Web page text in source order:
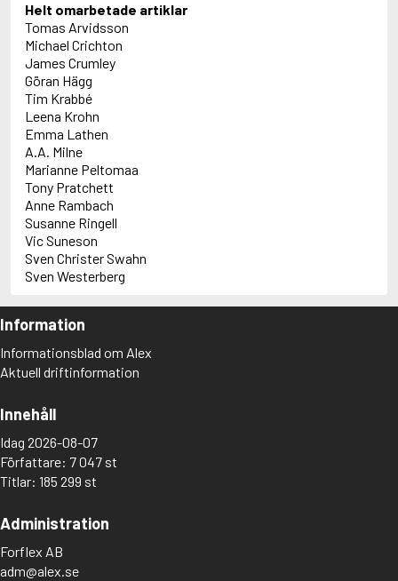
Helt omarbetade artiklar
Tomas Arvidsson
Michael Crichton
James Crumley
Göran Hägg
Tim Krabbé
Leena Krohn
Emma Lathen
A.A. Milne
Marianne Peltomaa
Tony Pratchett
Anne Rambach
Susanne Ringell
Vic Suneson
Sven Christer Swahn
Sven Westerberg
Information
Informationsblad om Alex
Aktuell driftinformation
Innehåll
Idag 2026-08-07
Författare: 7 047 st
Titlar: 185 299 st
Administration
Forflex AB
adm@alex.se